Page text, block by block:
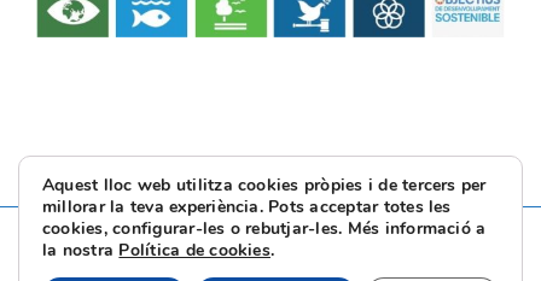
Aquest lloc web utilitza cookies pròpies i de tercers per
millorar la teva experiència. Pots acceptar totes les
cookies, configurar-les o rebutjar-les. Més informació a
la nostra Política de cookies.